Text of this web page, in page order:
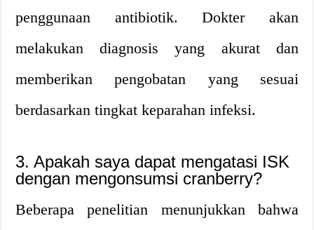
penggunaan antibiotik. Dokter akan
melakukan diagnosis yang akurat dan
memberikan pengobatan yang sesuai
berdasarkan tingkat keparahan infeksi.
3. Apakah saya dapat mengatasi ISK
dengan mengonsumsi cranberry?
Beberapa penelitian menunjukkan bahwa